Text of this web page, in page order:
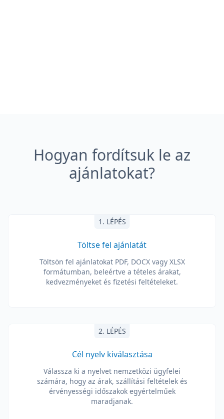
Hogyan fordítsuk le az
ajánlatokat?
1. LÉPÉS
Töltse fel ajánlatát
Töltsön fel ajánlatokat PDF, DOCX vagy XLSX
formátumban, beleértve a tételes árakat,
kedvezményeket és fizetési feltételeket.
2. LÉPÉS
Cél nyelv kiválasztása
Válassza ki a nyelvet nemzetközi ügyfelei
számára, hogy az árak, szállítási feltételek és
érvényességi időszakok egyértelműek
maradjanak.